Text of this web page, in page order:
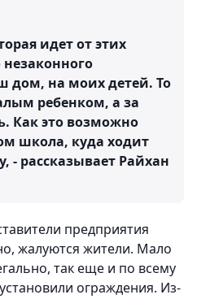
идет от этих
незаконного
дом, на моих детей. То
ребенком, а за
Как это возможно
школа, куда ходит
- рассказывает Райхан
предприятия
жалуются жители. Мало
так еще и по всему
ограждения. Из-